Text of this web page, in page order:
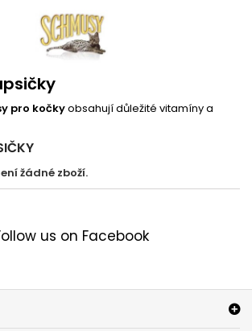
pro kočkyobsahují důležité vitamíny a
žádné zboží.
us on Facebook